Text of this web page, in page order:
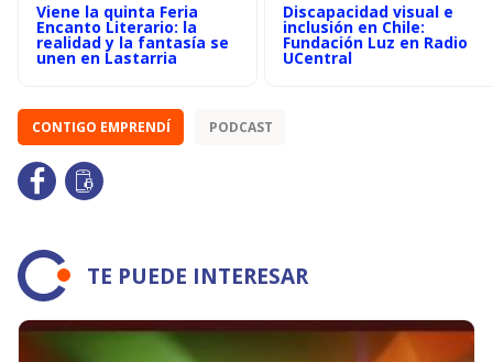
Viene la quinta Feria
Encanto Literario: la
realidad y la fantasía se
unen en Lastarria
Discapacidad visual e
inclusión en Chile:
Fundación Luz en Radio
UCentral
CONTIGO EMPRENDÍ PODCAST
TE PUEDE INTERESAR